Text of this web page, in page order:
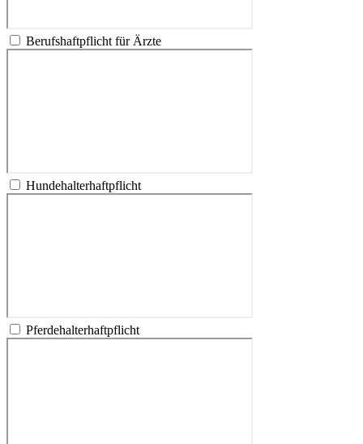
Berufshaftpflicht für Ärzte
Hundehalterhaftpflicht
Pferdehalterhaftpflicht